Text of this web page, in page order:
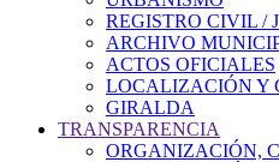
REGISTRO CIVIL /
ARCHIVO
ACTOS OFICIALES
LOCALIZACIÓN Y
GIRALDA
TRANSPARENCIA
ORGANIZACIÓN,